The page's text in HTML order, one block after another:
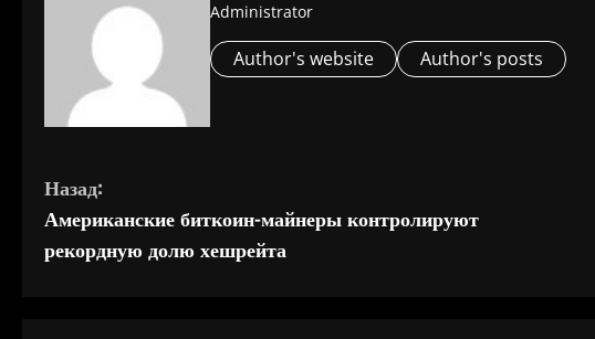
Administrator
Author's website Author's posts
П
р
Назад:
Американские биткоин-майнеры контролируют
рекордную долю хешрейта